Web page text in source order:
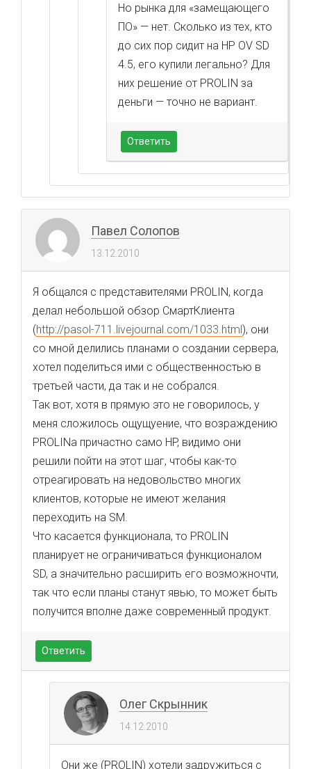
Но рынка для «замещающего
ПО» — нет. Сколько из тех, кто
до сих пор сидит на HP OV SD
4.5, его купили легально? Для
них решение от PROLIN за
деньги — точно не вариант.
Ответить
Павел Солопов
13.12.2010
Я общался с представителями PROLIN, когда
делал небольшой обзор СмартКлиента
(http://pasol-711.livejournal.com/1033.html), они
со мной делились планами о создании сервера,
хотел поделиться ими с общественностью в
третьей части, да так и не собрался.
Так вот, хотя в прямую это не говорилось, у
меня сложилось ощущуение, что возраждению
PROLINа причастно само HP, видимо они
решили пойти на этот шаг, чтобы как-то
отреагировать на недовольство многих
клиентов, которые не имеют желания
переходить на SM.
Что касается функционала, то PROLIN
планирует не ограничиваться функционалом
SD, а значительно расширить его возможночти,
так что если планы станут явью, то может быть
получится вполне даже современный продукт.
Ответить
Олег Скрынник
14.12.2010
Они же (PROLIN) хотели задружиться с